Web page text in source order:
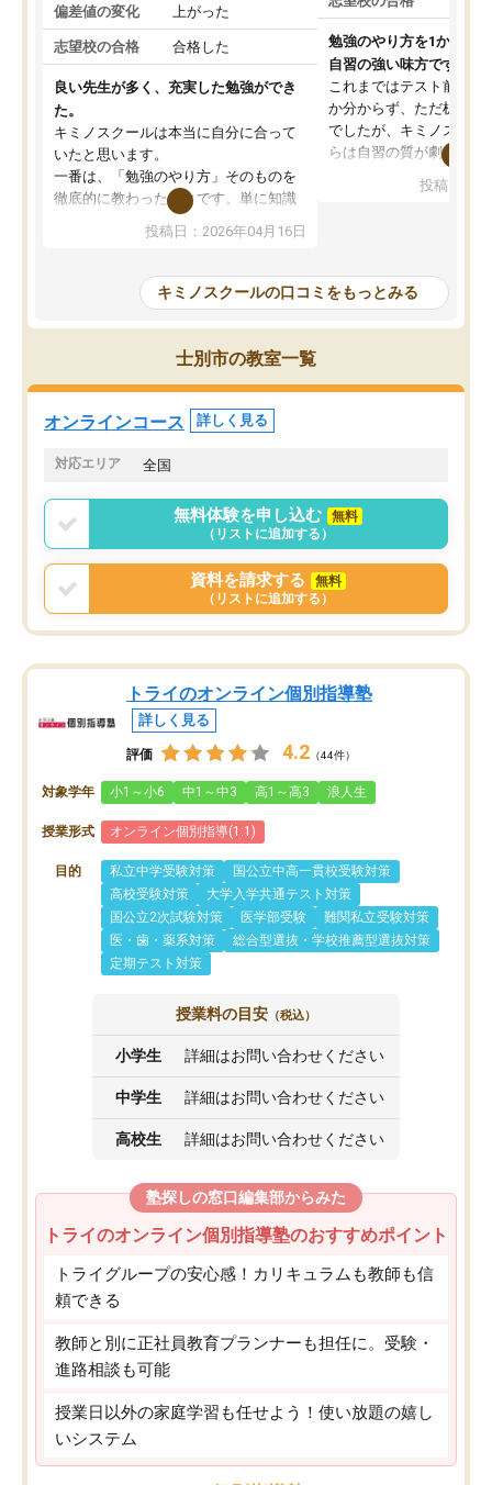
偏差値の変化 上がった
志望校の合格 合格した
良い先生が多く、充実した勉強ができ
た。
キミノスクールは本当に自分に合って
いたと思います。
一番は、「勉強のやり方」そのものを
徹底的に教わったことです。単に知識
を詰め込むのではなく、自学自習の習
慣が身につくよう並走してくれるの
はなくなりました。
講師の方との距離も近く、親身なコー
チングのおかげで、停滞期もモチベー
ションを維持できました。「やらされ
る勉強」から「目標のための勉強」へ
意識が変わったことが、目標校への合
投稿日：2026年04月16日
勉強のやり方を1から教
自習の強い味方です。
これまではテスト前に何
か分からず、ただ机に座
でしたが、キミノスクー
らは自習の質が劇的に変
を明確にしてくれるの
の仕方をコーチングして
ルなので、家での学習習
身につきました。結果と
た。自分から学ぶ姿勢を
投稿日：
キミノスクールの口コミをもっとみる
士別市の教室一覧
オンラインコース 詳しく見る
対応エリア 全国
無料体験を申し込む
無料
（リストに追加する）
資料を請求する
無料
（リストに追加する）
トライのオンライン個別指導塾
詳しく見る
評価 4.2 （44件）
対象学年 小1～小6 中1～中3 高1～高3 浪人生
授業形式 オンライン個別指導(1:1)
目的 私立中学受験対策
国公立中高一貫校受験対策
高校受験対策
大学入学共通テスト対策
国公立2次試験対策
医学部受験
難関私立受験対策
医・歯・薬系対策
総合型選抜・学校推薦型選抜対策
定期テスト対策
授業料の目安 （税込）
小学生 詳細はお問い合わせください
中学生 詳細はお問い合わせください
高校生 詳細はお問い合わせください
塾探しの窓口編集部からみた
トライのオンライン個別指導塾のおすすめポイント
トライグループの安心感！カリキュラムも教師も信
頼できる
教師と別に正社員教育プランナーも担任に。受験・
進路相談も可能
授業日以外の家庭学習も任せよう！使い放題の嬉し
いシステム